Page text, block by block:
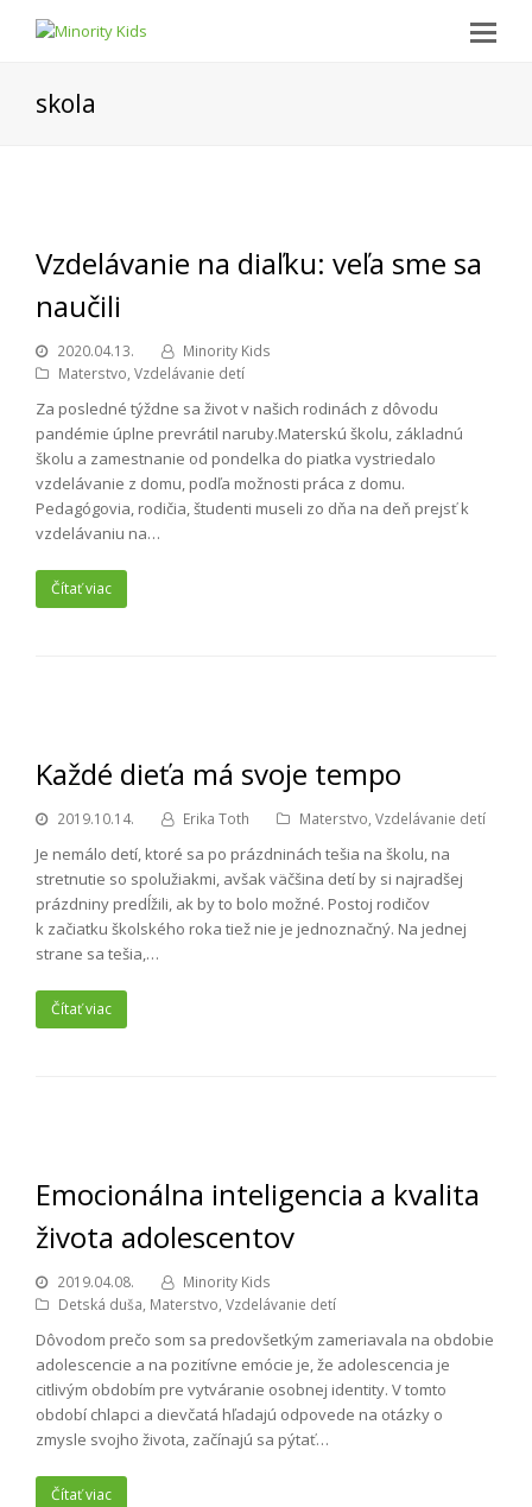
skola
Vzdelávanie na diaľku: veľa sme sa
naučili
2020.04.13.
Minority Kids
Materstvo, Vzdelávanie detí
Za posledné týždne sa život v našich rodinách z dôvodu
pandémie úplne prevrátil naruby.Materskú školu, základnú
školu a zamestnanie od pondelka do piatka vystriedalo
vzdelávanie z domu, podľa možnosti práca z domu.
Pedagógovia, rodičia, študenti museli zo dňa na deň prejsť k
vzdelávaniu na…
Čítať viac
Každé dieťa má svoje tempo
2019.10.14. Erika Toth Materstvo, Vzdelávanie detí
Je nemálo detí, ktoré sa po prázdninách tešia na školu, na
stretnutie so spolužiakmi, avšak väčšina detí by si najradšej
prázdniny predĺžili, ak by to bolo možné. Postoj rodičov
k začiatku školského roka tiež nie je jednoznačný. Na jednej
strane sa tešia,…
Čítať viac
Emocionálna inteligencia a kvalita
života adolescentov
2019.04.08.
Minority Kids
Detská duša, Materstvo, Vzdelávanie detí
Dôvodom prečo som sa predovšetkým zameriavala na obdobie
adolescencie a na pozitívne emócie je, že adolescencia je
citlivým obdobím pre vytváranie osobnej identity. V tomto
období chlapci a dievčatá hľadajú odpovede na otázky o
zmysle svojho života, začínajú sa pýtať…
Čítať viac